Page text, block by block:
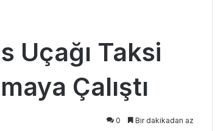
Uçağı Taksi
Çalıştı
0 Bir dakikadan az